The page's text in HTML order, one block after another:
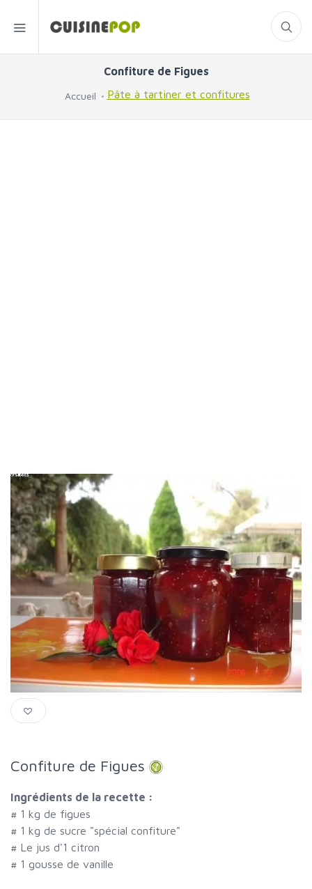
Confiture de Figues
Accueil Pâte à tartiner et confitures
Confiture de Figues
Ingrédients de la recette :
# 1 kg de figues
# 1 kg de sucre "spécial confiture"
# Le jus d'1 citron
# 1 gousse de vanille